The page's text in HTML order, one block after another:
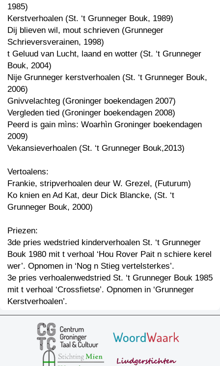
1985)
Kerstverhoalen (St. ‘t Grunneger Bouk, 1989)
Dij blieven wil, mout schrieven (Grunneger
Schrieversverainen, 1998)
t Geluud van Lucht, laand en wotter (St. ‘t Grunneger
Bouk, 2004)
Nije Grunneger kerstverhoalen (St. ‘t Grunneger Bouk,
2006)
Gnivvelachteg (Groninger boekendagen 2007)
Vergleden tied (Groninger boekendagen 2008)
Peerd is gain mìns: Woarhìn Groninger boekendagen
2009)
Vekansieverhoalen (St. ‘t Grunneger Bouk,2013)
Vertoalens:
Frankie, stripverhoalen deur W. Grezel, (Futurum)
Ko knien en Ad Kat, deur Dick Blancke, (St. ‘t
Grunneger Bouk, 2000)
Priezen:
3de pries wedstried kinderverhoalen St. ‘t Grunneger
Bouk 1980 mit t verhoal ‘Hou Rover Pait n schiere kerel
wer’. Opnomen in ‘Nog n Stieg vertelsterkes’.
3e pries verhoalenwedstried St. ‘t Grunneger Bouk 1985
mit t verhoal ‘Crossfietse’. Opnomen in ‘Grunneger
Kerstverhoalen’.